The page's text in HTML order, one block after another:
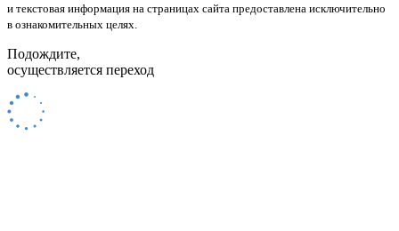
и текстовая информация на страницах сайта предоставлена исключительно
в ознакомительных целях.
Подождите,
осуществляется переход